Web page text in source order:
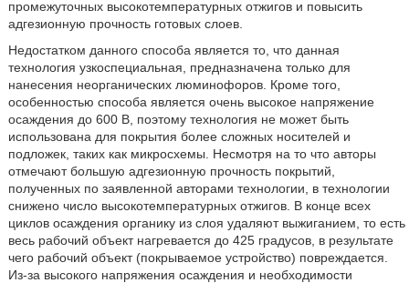
промежуточных высокотемпературных отжигов и повысить
адгезионную прочность готовых слоев.
Недостатком данного способа является то, что данная
технология узкоспециальная, предназначена только для
нанесения неорганических люминофоров. Кроме того,
особенностью способа является очень высокое напряжение
осаждения до 600 В, поэтому технология не может быть
использована для покрытия более сложных носителей и
подложек, таких как микросхемы. Несмотря на то что авторы
отмечают большую адгезионную прочность покрытий,
полученных по заявленной авторами технологии, в технологии
снижено число высокотемпературных отжигов. В конце всех
циклов осаждения органику из слоя удаляют выжиганием, то есть
весь рабочий объект нагревается до 425 градусов, в результате
чего рабочий объект (покрываемое устройство) повреждается.
Из-за высокого напряжения осаждения и необходимости